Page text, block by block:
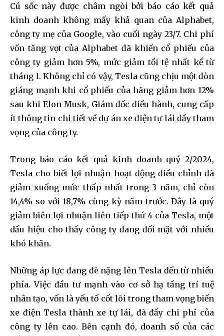
Cú sốc này được châm ngòi bởi báo cáo kết quả
kinh doanh không mấy khả quan của Alphabet,
công ty mẹ của Google, vào cuối ngày 23/7. Chi phí
vốn tăng vọt của Alphabet đã khiến cổ phiếu của
công ty giảm hơn 5%, mức giảm tồi tệ nhất kể từ
tháng 1. Không chỉ có vậy, Tesla cũng chịu một đòn
giáng mạnh khi cổ phiếu của hãng giảm hơn 12%
sau khi Elon Musk, Giám đốc điều hành, cung cấp
ít thông tin chi tiết về dự án xe điện tự lái đầy tham
vọng của công ty.
Trong báo cáo kết quả kinh doanh quý 2/2024,
Tesla cho biết lợi nhuận hoạt động điều chỉnh đã
giảm xuống mức thấp nhất trong 3 năm, chỉ còn
14,4% so với 18,7% cùng kỳ năm trước. Đây là quý
giảm biên lợi nhuận liên tiếp thứ 4 của Tesla, một
dấu hiệu cho thấy công ty đang đối mặt với nhiều
khó khăn.
Những áp lực đang đè nặng lên Tesla đến từ nhiều
phía. Việc đầu tư mạnh vào cơ sở hạ tầng trí tuệ
nhân tạo, vốn là yếu tố cốt lõi trong tham vọng biến
xe điện Tesla thành xe tự lái, đã đẩy chi phí của
công ty lên cao. Bên cạnh đó, doanh số của các